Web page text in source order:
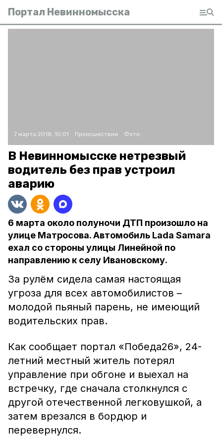
Портал Невинномысска
7 марта 2018, 10:01 Происшествия Фото:
В Невинномысске нетрезвый
водитель без прав устроил
аварию
6 марта около полуночи ДТП произошло на
улице Матросова. Автомобиль Lada Samara
ехал со стороны улицы Линейной по
направлению к селу Ивановскому.
За рулём сидела самая настоящая
угроза для всех автомобилистов –
молодой пьяный парень, не имеющий
водительских прав.
Как сообщает портал «Победа26», 24-
летний местный житель потерял
управление при обгоне и выехал на
встречку, где сначала столкнулся с
другой отечественной легковушкой, а
затем врезался в бордюр и
перевернулся.